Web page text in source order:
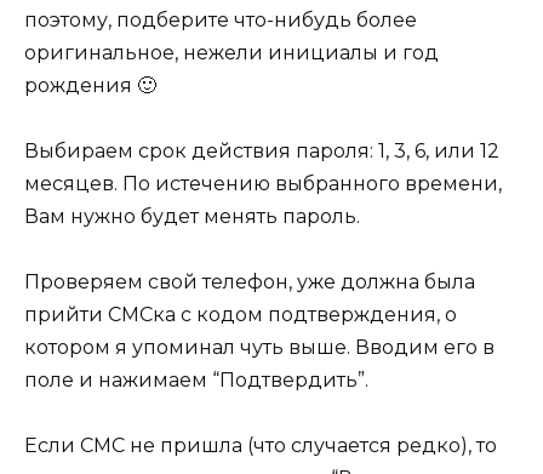
поэтому, подберите что-нибудь более
оригинальное, нежели инициалы и год
рождения 🙂
Выбираем срок действия пароля: 1, 3, 6, или 12
месяцев. По истечению выбранного времени,
Вам нужно будет менять пароль.
Проверяем свой телефон, уже должна была
прийти СМСка с кодом подтверждения, о
котором я упоминал чуть выше. Вводим его в
поле и нажимаем “Подтвердить”.
Если СМС не пришла (что случается редко), то